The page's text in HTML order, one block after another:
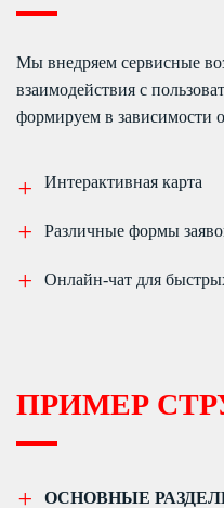
Мы внедряем сервисные
взаимодействия с
формируем в зависимости
Интерактивная карта
Различные формы
Онлайн-чат для
ПРИМЕР
ОСНОВНЫЕ